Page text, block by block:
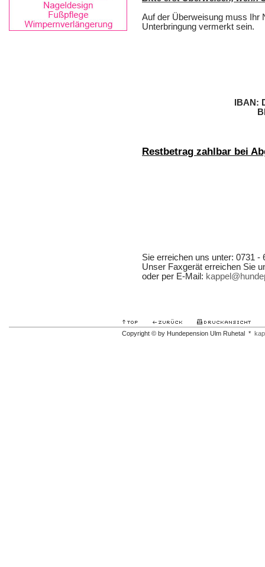
Auf der Überweisung muss Ihr
Unterbringung vermerkt sein.
IBAN:
Restbetrag zahlbar bei
Sie erreichen uns unter: 0731 -
Unser Faxgerät erreichen Sie
oder per E-Mail:
Copyright © by Hundepension Ulm Ruhetal *